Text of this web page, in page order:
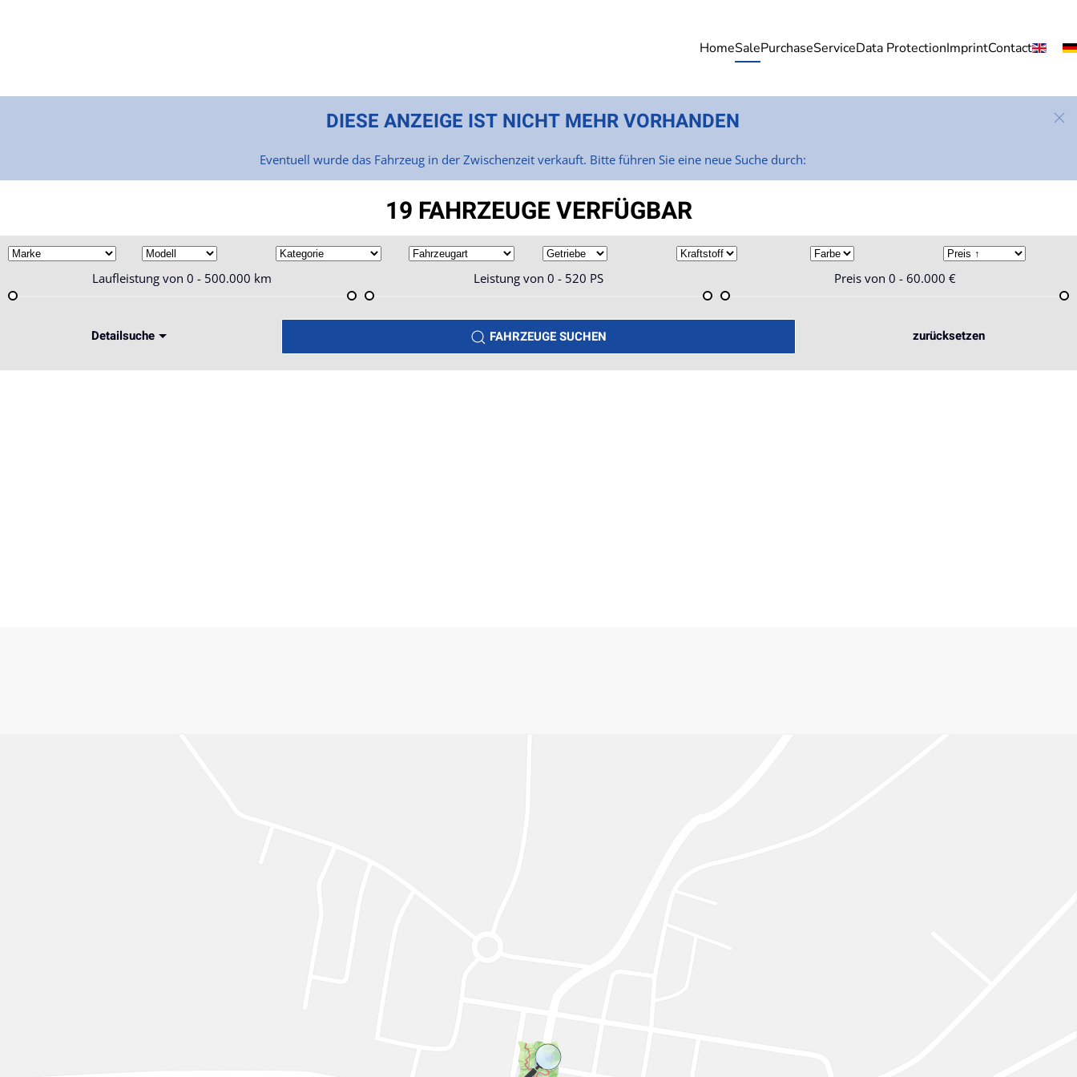
HomeSalePurchaseServiceData ProtectionImprintContact
DIESE ANZEIGE IST NICHT MEHR VORHANDEN
Eventuell wurde das Fahrzeug in der Zwischenzeit verkauft. Bitte führen Sie eine neue Suche durch:
19 FAHRZEUGE VERFÜGBAR
Laufleistung von0 - 500.000 km Leistung von 0 - 520 PS Preis von 0 - 60.000 €
Detailsuche FAHRZEUGE SUCHEN zurücksetzen